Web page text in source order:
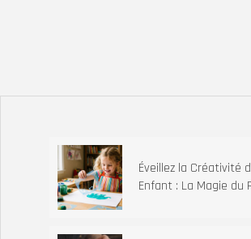
Éveillez la Créativité
Enfant : La Magie du